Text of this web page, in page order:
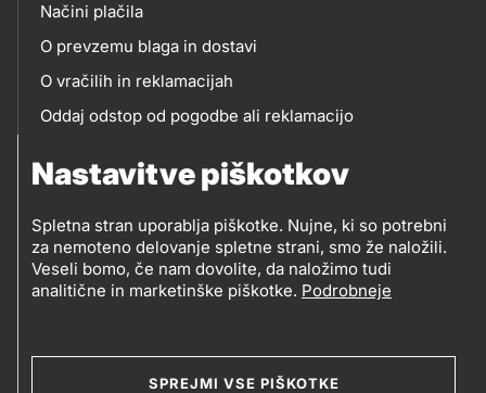
Nastavitve piškotkov
Spletna stran uporablja piškotke. Nujne, ki so potrebni
za nemoteno delovanje spletne strani, smo že naložili.
Veseli bomo, če nam dovolite, da naložimo tudi
analitične in marketinške piškotke. Podrobneje
SPREJMI VSE PIŠKOTKE
Načini plačila
O prevzemu blaga in dostavi
O vračilih in reklamacijah
Oddaj odstop od pogodbe ali reklamacijo
(OEEO)
Varstvo zasebnosti in osebnih podatkov